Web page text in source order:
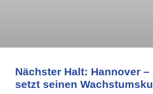
Nächster Halt: Hannover –
setzt seinen